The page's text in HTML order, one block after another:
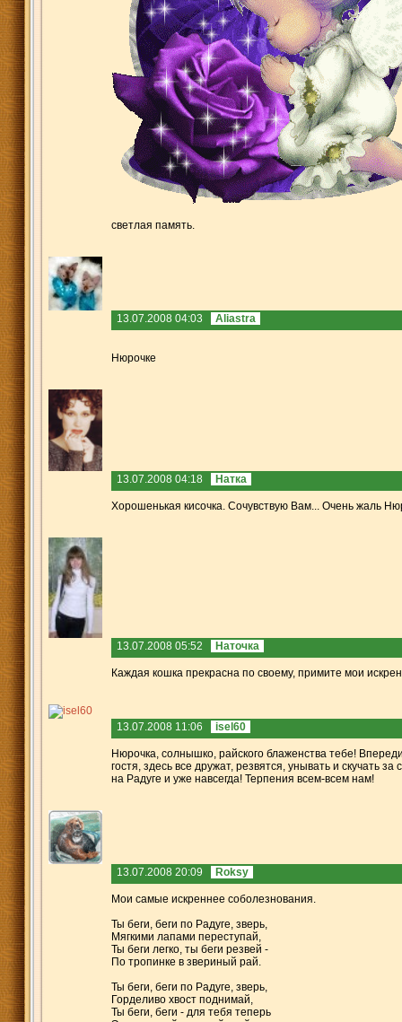
светлая память.
13.07.2008 04:03 Aliastra
Нюрочке
13.07.2008 04:18 Натка
Хорошенькая кисочка. Сочувствую Вам... Очень жаль
13.07.2008 05:52 Наточка
Каждая кошка прекрасна по своему, примите мои
13.07.2008 11:06 isel60
Нюрочка, солнышко, райского блаженства тебе!
гостя, здесь все дружат, резвятся, унывать и скучать
на Радуге и уже навсегда! Терпения всем-всем нам!
13.07.2008 20:09 Roksy
Мои самые искреннее соболезнования.
Ты беги, беги по Радуге, зверь,
Мягкими лапами переступай,
Ты беги легко, ты беги резвей -
По тропинке в звериный рай.
Ты беги, беги по Радуге, зверь,
Горделиво хвост поднимай,
Ты беги, беги - для тебя теперь